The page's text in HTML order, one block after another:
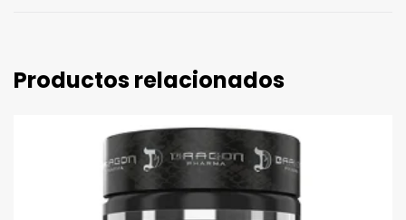
Productos relacionados